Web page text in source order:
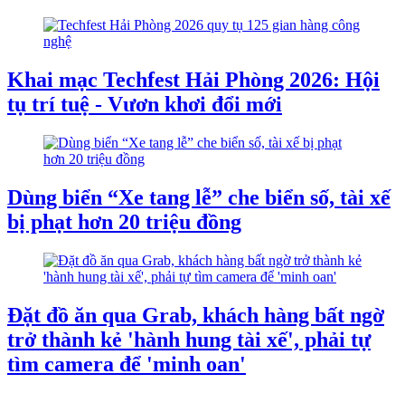
Khai mạc Techfest Hải Phòng 2026: Hội
tụ trí tuệ - Vươn khơi đổi mới
Dùng biển “Xe tang lễ” che biển số, tài xế
bị phạt hơn 20 triệu đồng
Đặt đồ ăn qua Grab, khách hàng bất ngờ
trở thành kẻ 'hành hung tài xế', phải tự
tìm camera để 'minh oan'